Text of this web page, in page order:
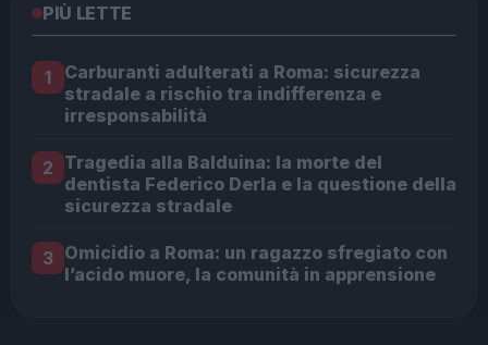
PIÙ LETTE
1
Carburanti adulterati a Roma: sicurezza
stradale a rischio tra indifferenza e
irresponsabilità
2 Tragedia alla Balduina: la morte del
dentista Federico Derla e la questione della
sicurezza stradale
3 Omicidio a Roma: un ragazzo sfregiato con
l’acido muore, la comunità in apprensione